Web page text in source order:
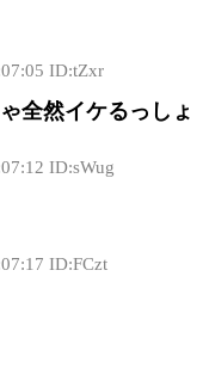
ID:tZxr
全然イケるっしょ
ID:sWug
ID:FCzt